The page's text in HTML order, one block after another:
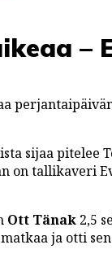
–
sijaa pitelee
on tallikaveri
Ott Tänak 2,5
ja otti